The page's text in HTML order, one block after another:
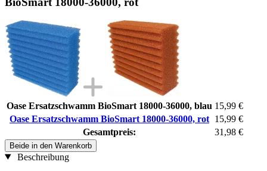
Oase Ersatzschwamm BioSmart 18000-36000, blau 15,99 €
Oase Ersatzschwamm BioSmart 18000-36000, rot 15,99 €
Gesamtpreis:
31,98 €
Beide in den Warenkorb
Beschreibung